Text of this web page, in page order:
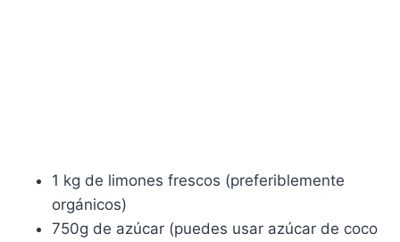
1 kg de limones frescos (preferiblemente
orgánicos)
750g de azúcar (puedes usar azúcar de coco